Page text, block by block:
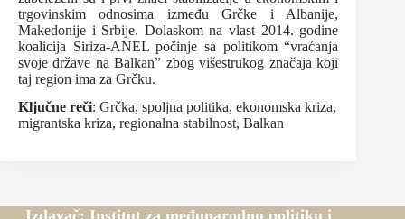
trgovinskim odnosima između Grčke i Albanije,
Makedonije i Srbije. Dolaskom na vlast 2014. godine
koalicija Siriza-ANEL počinje sa politikom “vraćanja
svoje države na Balkan” zbog višestrukog značaja koji
taj region ima za Grčku.
Ključne reči: Grčka, spoljna politika, ekonomska kriza,
migrantska kriza, regionalna stabilnost, Balkan